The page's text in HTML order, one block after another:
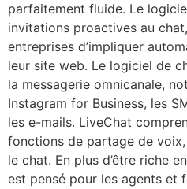
parfaitement fluide. Le
invitations proactives au
entreprises d’impliquer
leur site web. Le logiciel de
la messagerie omnicanale,
Instagram for Business, les
les e-mails. LiveChat
fonctions de partage de voix,
le chat. En plus d’être riche
est pensé pour les agents et